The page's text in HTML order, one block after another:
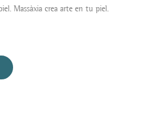
Massàxia crea arte en tu piel .